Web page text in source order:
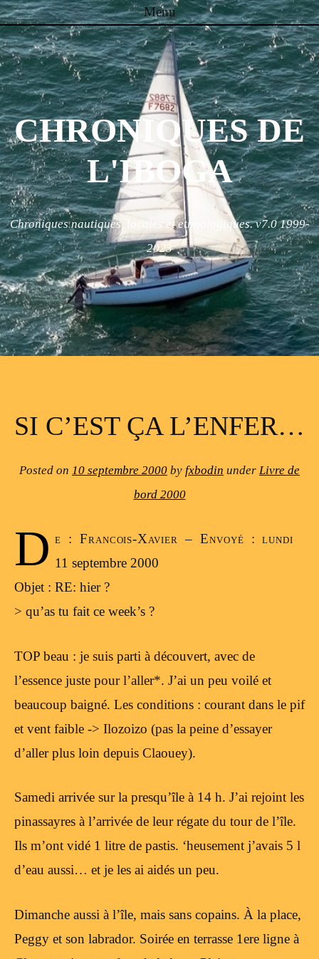
Menu
Skip to content
CHRONIQUES DE
L'IBOGA
Chroniques nautiques, locales et ethnologiques. v7.0 1999-
2023
SI C’EST ÇA L’ENFER…
Posted on 10 septembre 2000 by fxbodin under Livre de
bord 2000
D e : Francois-Xavier – Envoyé : lundi
11 septembre 2000
Objet : RE: hier ?
> qu’as tu fait ce week’s ?
TOP beau : je suis parti à découvert, avec de
l’essence juste pour l’aller*. J’ai un peu voilé et
beaucoup baigné. Les conditions : courant dans le pif
et vent faible -> Ilozoizo (pas la peine d’essayer
d’aller plus loin depuis Claouey).
Samedi arrivée sur la presqu’île à 14 h. J’ai rejoint les
pinassayres à l’arrivée de leur régate du tour de l’île.
Ils m’ont vidé 1 litre de pastis. ‘heusement j’avais 5 l
d’eau aussi… et je les ai aidés un peu.
Dimanche aussi à l’île, mais sans copains. À la place,
Peggy et son labrador. Soirée en terrasse 1ere ligne à